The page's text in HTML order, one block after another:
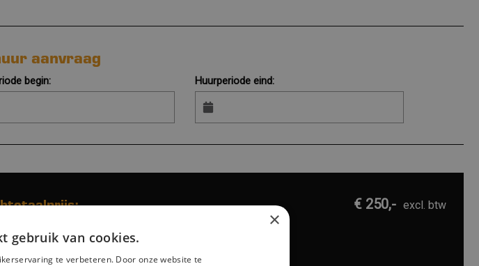
aanvraag
begin: Huurperiode eind:
€ 250,- excl. btw
In winkelwagen / Opties kiezen
×
gebruik van cookies.
te verbeteren. Door onze website te